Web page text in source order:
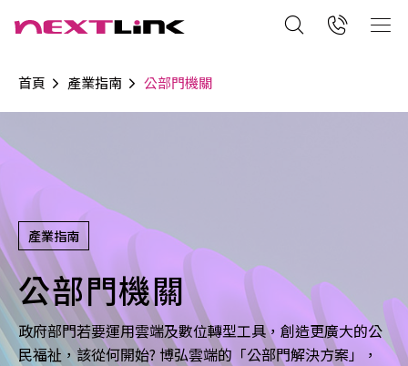
首頁 產業指南 公部門機關
產業指南
公部門機關
政府部門若要運用雲端及數位轉型工具，創造更廣大的公
民福祉，該從何開始? 博弘雲端的「公部門解決方案」，